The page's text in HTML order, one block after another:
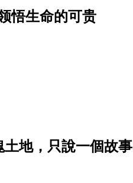
悟生命的可贵
地，只說一個故事